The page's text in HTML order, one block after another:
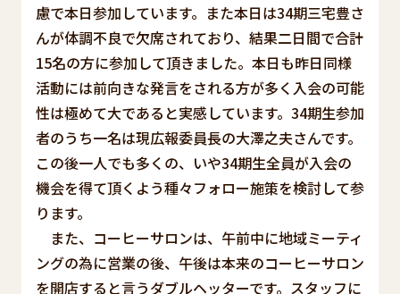
慮で本日参加しています。また本日は34期三宅豊さ
んが体調不良で欠席されており、結果二日間で合計
15名の方に参加して頂きました。本日も昨日同様
活動には前向きな発言をされる方が多く入会の可能
性は極めて大であると実感しています。34期生参加
者のうち一名は現広報委員長の大澤之夫さんです。
この後一人でも多くの、いや34期生全員が入会の
機会を得て頂くよう種々フォロー施策を検討して参
ります。
また、コーヒーサロンは、午前中に地域ミーティ
ングの為に営業の後、午後は本来のコーヒーサロン
を開店すると言うダブルヘッターです。スタッフに